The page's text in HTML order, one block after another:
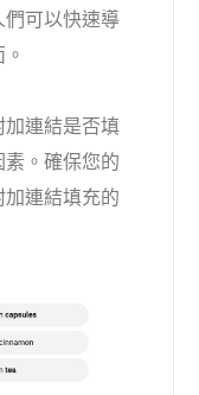
可以快速導
連結是否填
。確保您的
連結填充的